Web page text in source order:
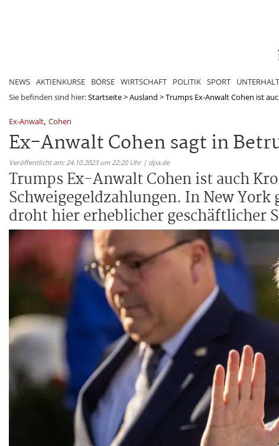
NEWS AKTIENKURSE BÖRSE WIRTSCHAFT POLITIK SPORT
Sie befinden sind hier:Startseite>Ausland >Trumps Ex-Anwalt Cohen ist
Ex-Anwalt, Cohen
Ex-Anwalt Cohen sagt in
Veröffentlicht am: 24.10.2023 um 22:20 Uhr | dpa.de
Trumps Ex-Anwalt Cohen ist auch
Schweigegeldzahlungen. In New
droht hier erheblicher geschäftlicher